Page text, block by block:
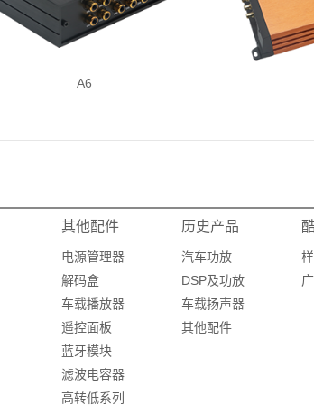
A6
其他配件
电源管理器
解码盒
车载播放器
遥控面板
蓝牙模块
滤波电容器
高转低系列
历史产品
汽车功放
DSP及功放
车载扬声器
其他配件